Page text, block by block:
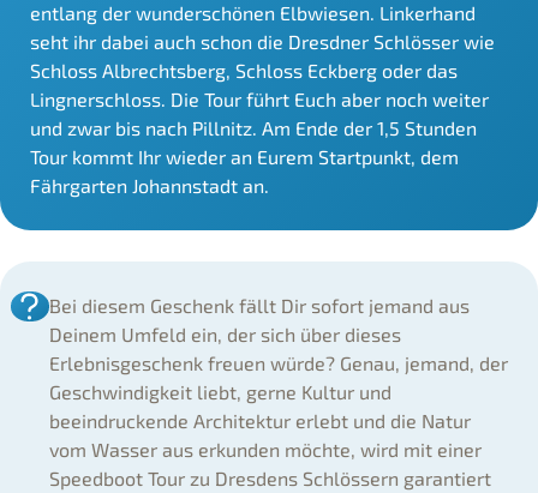
entlang der wunderschönen Elbwiesen. Linkerhand
seht ihr dabei auch schon die Dresdner Schlösser wie
Schloss Albrechtsberg, Schloss Eckberg oder das
Lingnerschloss. Die Tour führt Euch aber noch weiter
und zwar bis nach Pillnitz. Am Ende der 1,5 Stunden
Tour kommt Ihr wieder an Eurem Startpunkt, dem
Fährgarten Johannstadt an.
Bei diesem Geschenk fällt Dir sofort jemand aus
Deinem Umfeld ein, der sich über dieses
Erlebnisgeschenk freuen würde? Genau, jemand, der
Geschwindigkeit liebt, gerne Kultur und
beeindruckende Architektur erlebt und die Natur
vom Wasser aus erkunden möchte, wird mit einer
Speedboot Tour zu Dresdens Schlössern garantiert